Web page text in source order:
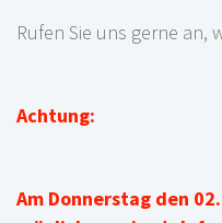
Rufen Sie uns gerne an,
Achtung:
Am Donnerstag den